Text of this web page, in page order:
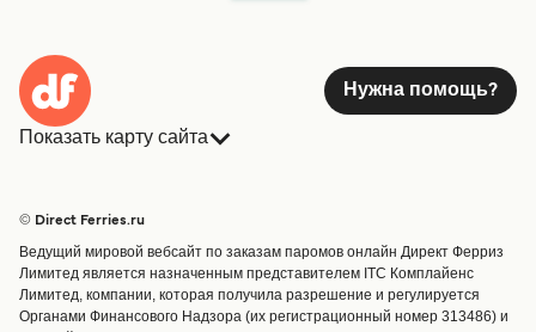
Нужна помощь?
Показать карту сайта
Страны
Обслуживание клиентов
Операторы
Маршруты и порты
Special Offers
Грузоперевозки
© Direct Ferries.ru
Ведущий мировой вебсайт по заказам паромов онлайн Директ Ферриз
Лимитед является назначенным представителем ITC Комплайенс
Лимитед, компании, которая получила разрешение и регулируется
Органами Финансового Надзора (их регистрационный номер 313486) и